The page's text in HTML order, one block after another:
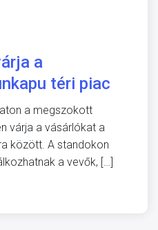
a
téri piac
a megszokott
várja a vásárlókat a
között. A standokon
a vevők, […]